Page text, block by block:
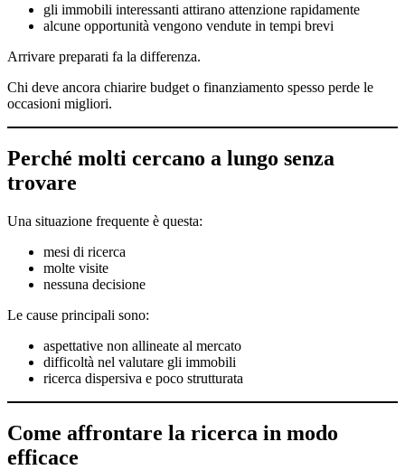
gli immobili interessanti attirano attenzione rapidamente
alcune opportunità vengono vendute in tempi brevi
Arrivare preparati fa la differenza.
Chi deve ancora chiarire budget o finanziamento spesso perde le
occasioni migliori.
Perché molti cercano a lungo senza
trovare
Una situazione frequente è questa:
mesi di ricerca
molte visite
nessuna decisione
Le cause principali sono:
aspettative non allineate al mercato
difficoltà nel valutare gli immobili
ricerca dispersiva e poco strutturata
Come affrontare la ricerca in modo
efficace